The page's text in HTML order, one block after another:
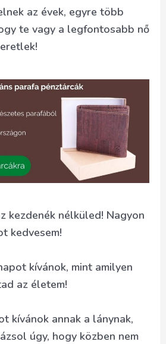
az évek, egyre több
te vagy a legfontosabb nő
kezdenék nélküled! Nagyon
kedvesem!
kívánok, mint amilyen
az életem!
kívánok annak a lánynak,
úgy, hogy közben nem